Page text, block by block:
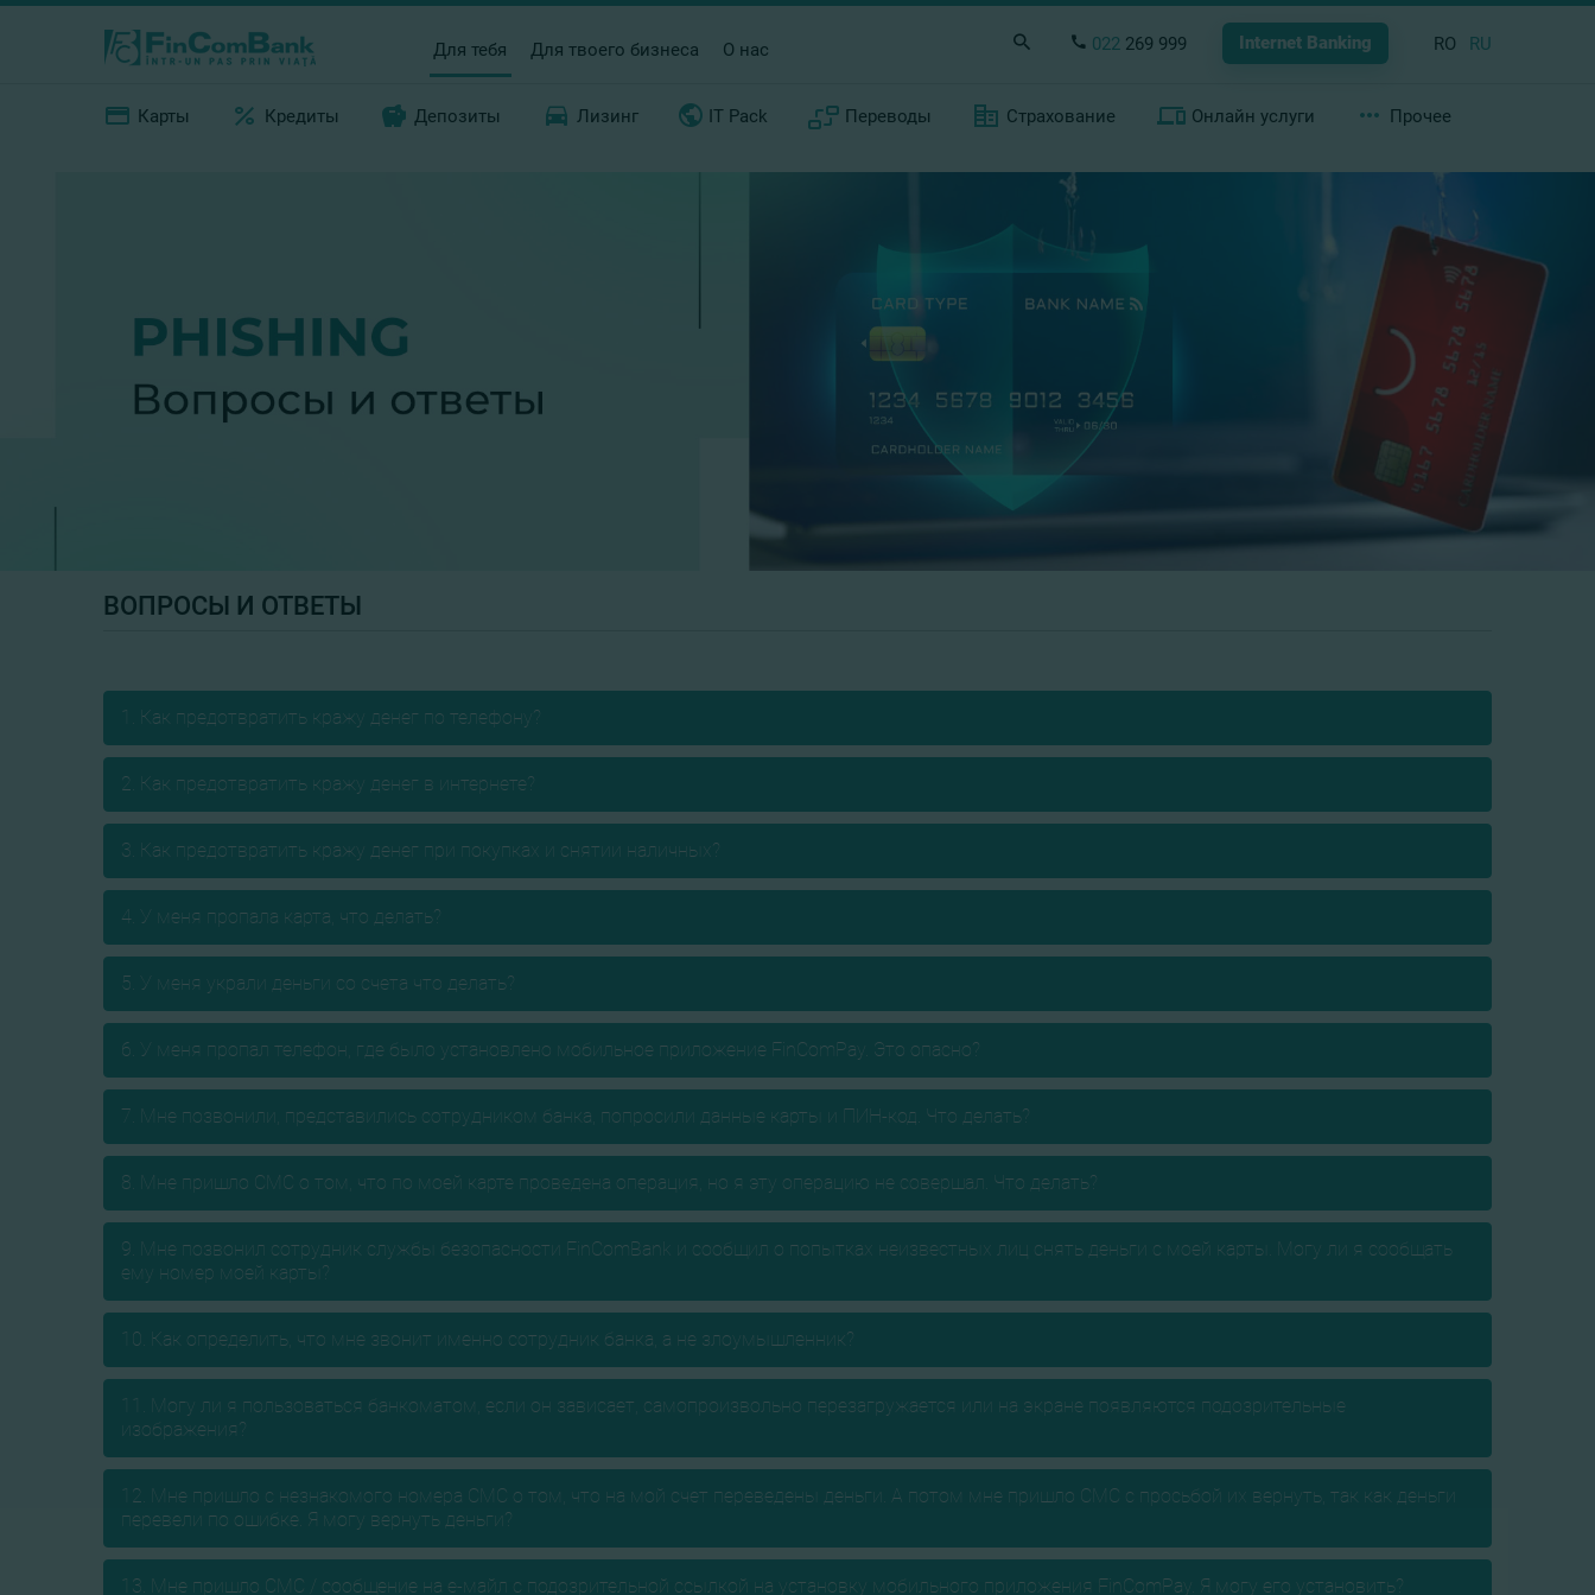
Для тебя Для твоего бизнеса О нас 022 269 999 Internet Banking RO RU
Карты Кредиты Депозиты Лизинг IT Pack Переводы Страхование Онлайн услуги Прочее
ВОПРОСЫ И ОТВЕТЫ
1. Как предотвратить кражу денег по телефону?
2. Как предотвратить кражу денег в интернете?
3. Как предотвратить кражу денег при покупках и снятии наличных?
4. У меня пропала карта, что делать?
5. У меня украли деньги со счета что делать?
6. У меня пропал телефон, где было установлено мобильное приложение FinComPay. Это опасно?
7. Мне позвонили, представились сотрудником банка, попросили данные карты и ПИН-код. Что делать?
8. Мне пришло СМС о том, что по моей карте проведена операция, но я эту операцию не совершал. Что делать?
9. Мне позвонил сотрудник службы безопасности FinComBank и сообщил о попытках неизвестных лиц снять деньги с моей карты. Могу ли я сообщать
ему номер моей карты?
10. Как определить, что мне звонит именно сотрудник банка, а не злоумышленник?
11. Могу ли я пользоваться банкоматом, если он зависает, самопроизвольно перезагружается или на экране появляются подозрительные
изображения?
12. Мне пришло с незнакомого номера СМС о том, что на мой счет переведены деньги. А потом мне пришло СМС с просьбой их вернуть, так как деньги
перевели по ошибке. Я могу вернуть деньги?
13. Мне пришло СМС / сообщение на e-майл с подозрительной ссылкой на установку мобильного приложения FinComPay. Я могу его установить?